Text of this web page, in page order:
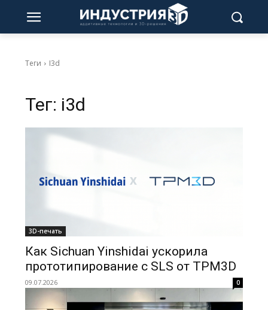
Теги I3d
Тег: i3d
3D-печать
Как Sichuan Yinshidai ускорила
прототипирование с SLS от TPM3D
09.07.2026 0